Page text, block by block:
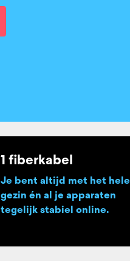
1 fiberkabel
Je bent altijd met het hele
gezin én al je apparaten
tegelijk stabiel online.